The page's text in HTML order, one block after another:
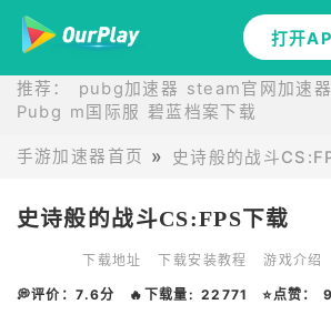
打开
推荐： pubg加速器 steam官网加速器
Pubg m国际服 碧蓝档案下载
手游加速器首页 史诗般的战斗
史诗般的战斗CS:FPS下载
下载地址 下载安装教程 游戏介绍
💭评价：7.6分 🔥下载量: 22771 ⭐点赞：